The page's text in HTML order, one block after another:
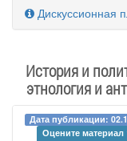
Дискуссионная
История и
этнология и
Дата публикации:
Оцените материал